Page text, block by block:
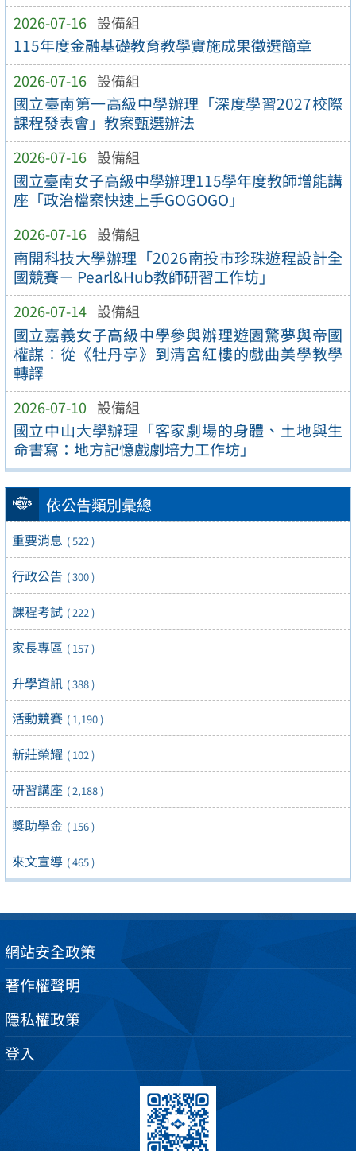
2026-07-16 設備組
115年度金融基礎教育教學實施成果徵選簡章
2026-07-16 設備組
國立臺南第一高級中學辦理「深度學習2027校際
課程發表會」教案甄選辦法
2026-07-16 設備組
國立臺南女子高級中學辦理115學年度教師增能講
座「政治檔案快速上手GOGOGO」
2026-07-16 設備組
南開科技大學辦理「2026南投市珍珠遊程設計全
國競賽－ Pearl&Hub教師研習工作坊」
2026-07-14 設備組
國立嘉義女子高級中學參與辦理遊園驚夢與帝國
權謀：從《牡丹亭》到清宮紅樓的戲曲美學教學
轉譯
2026-07-10 設備組
國立中山大學辦理「客家劇場的身體、土地與生
命書寫：地方記憶戲劇培力工作坊」
依公告類別彙總
重要消息 ( 522 )
行政公告 ( 300 )
課程考試 ( 222 )
家長專區 ( 157 )
升學資訊 ( 388 )
活動競賽 ( 1,190 )
新莊榮耀 ( 102 )
研習講座 ( 2,188 )
獎助學金 ( 156 )
來文宣導 ( 465 )
網站安全政策
著作權聲明
隱私權政策
登入